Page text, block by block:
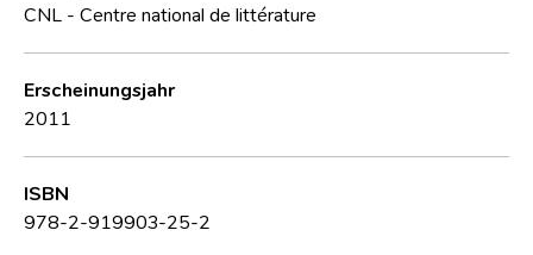
CNL - Centre national de littérature
Erscheinungsjahr
2011
ISBN
978-2-919903-25-2